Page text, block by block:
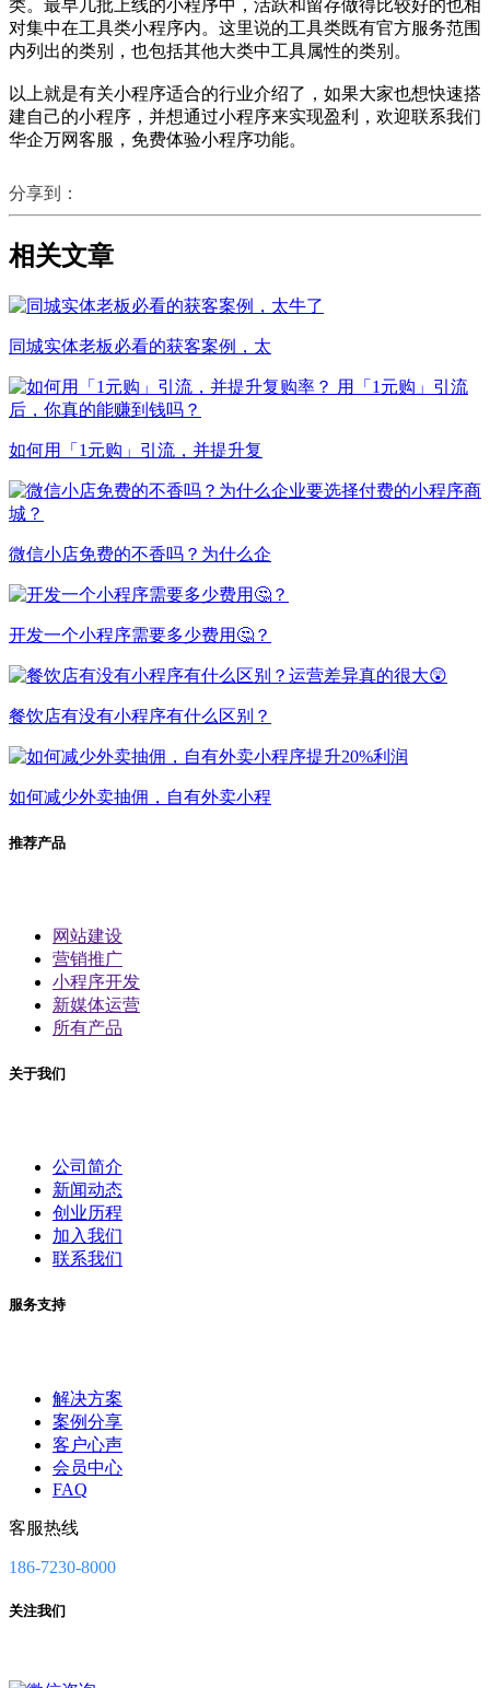
类。最早几批上线的小程序中，活跃和留存做得比较好的也相
对集中在工具类小程序内。这里说的工具类既有官方服务范围
内列出的类别，也包括其他大类中工具属性的类别。
以上就是有关小程序适合的行业介绍了，如果大家也想快速搭
建自己的小程序，并想通过小程序来实现盈利，欢迎联系我们
华企万网客服，免费体验小程序功能。
分享到：
相关文章
同城实体老板必看的获客案例，太
如何用「1元购」引流，并提升复
微信小店免费的不香吗？为什么企
开发一个小程序需要多少费用🤔？
餐饮店有没有小程序有什么区别？
如何减少外卖抽佣，自有外卖小程
推荐产品
网站建设
营销推广
小程序开发
新媒体运营
所有产品
关于我们
公司简介
新闻动态
创业历程
加入我们
联系我们
服务支持
解决方案
案例分享
客户心声
会员中心
FAQ
客服热线
186-7230-8000
关注我们